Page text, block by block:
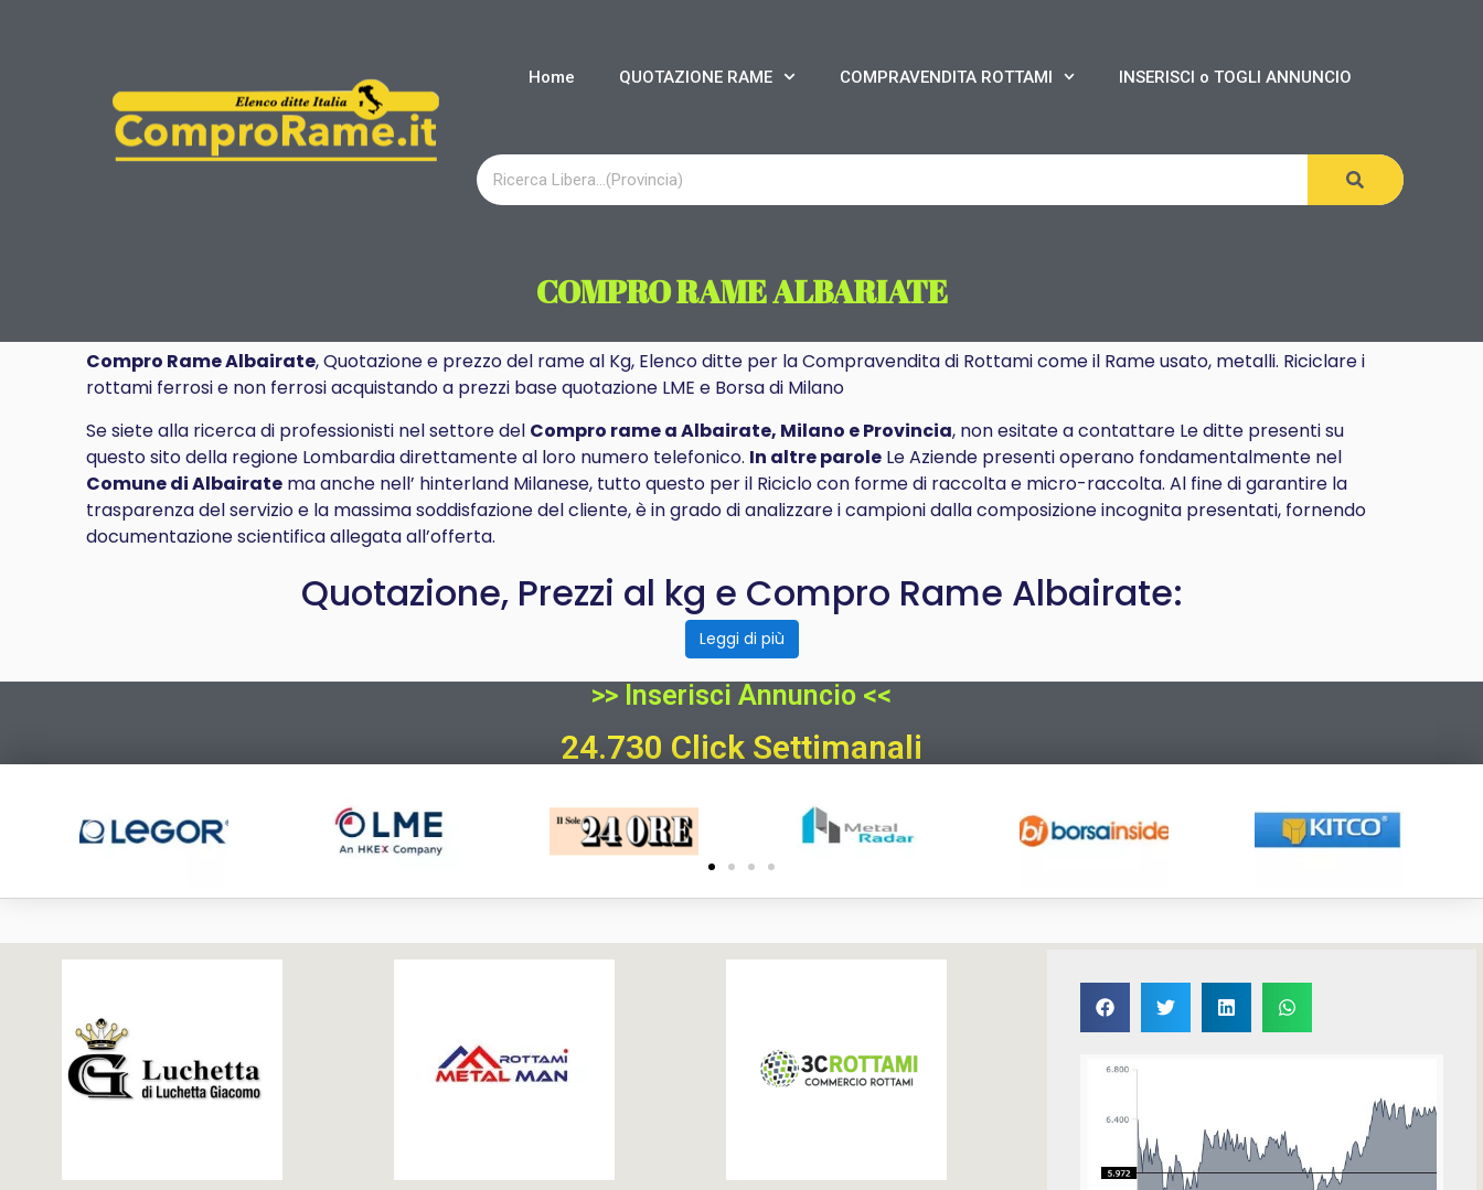
Home QUOTAZIONE RAME COMPRAVENDITA ROTTAMI INSERISCI o TOGLI ANNUNCIO
COMPRO RAME ALBARIATE
Compro Rame Albairate, Quotazione e prezzo del rame al Kg, Elenco ditte per la Compravendita di Rottami come il Rame usato, metalli. Riciclare i
rottami ferrosi e non ferrosi acquistando a prezzi base quotazione LME e Borsa di Milano
Se siete alla ricerca di professionisti nel settore del Compro rame a Albairate, Milano e Provincia, non esitate a contattare Le ditte presenti su
questo sito della regione Lombardia direttamente al loro numero telefonico. In altre parole Le Aziende presenti operano fondamentalmente nel
Comune di Albairate ma anche nell’ hinterland Milanese, tutto questo per il Riciclo con forme di raccolta e micro-raccolta. Al fine di garantire la
trasparenza del servizio e la massima soddisfazione del cliente, è in grado di analizzare i campioni dalla composizione incognita presentati, fornendo
documentazione scientifica allegata all’offerta.
Quotazione, Prezzi al kg e Compro Rame Albairate:
Leggi di più
>> Inserisci Annuncio <<
24.730 Click Settimanali